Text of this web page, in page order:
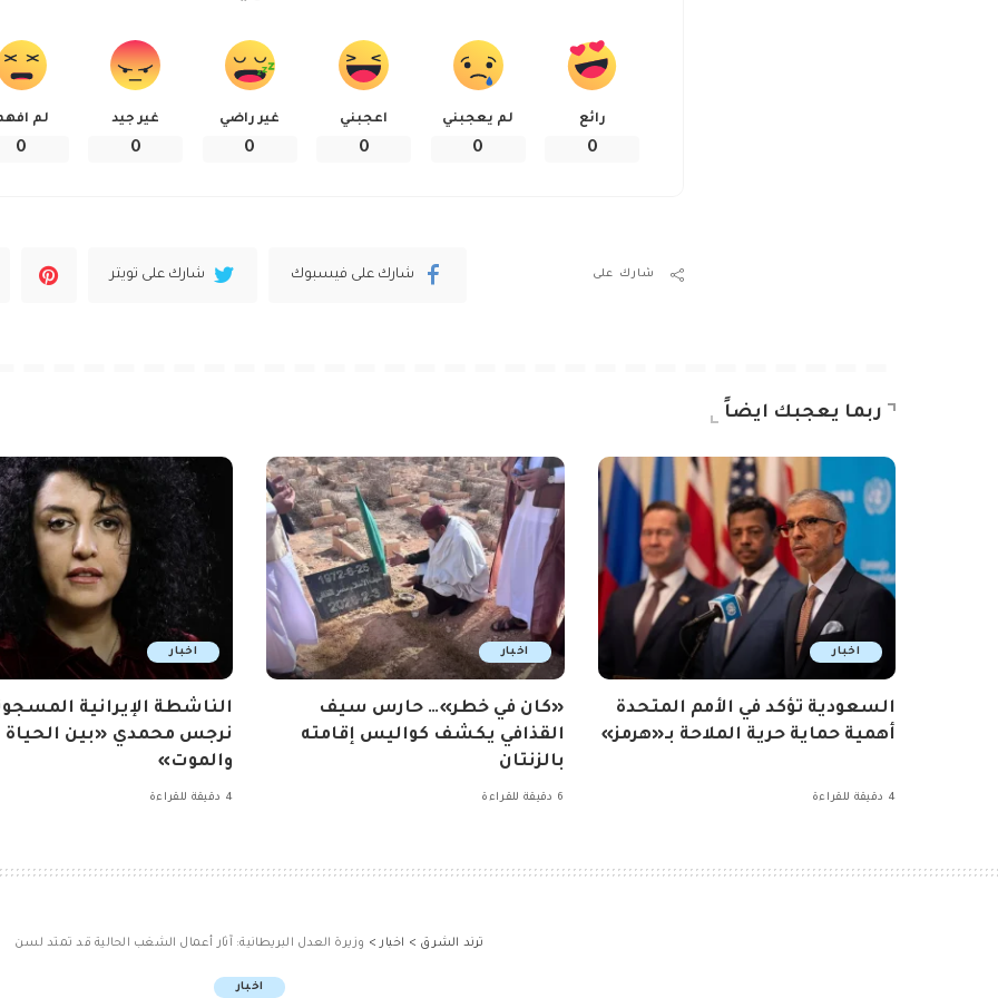
رائع
0
لم يعجبني
0
اعجبني
0
غير راضي
0
غير جيد
0
لم
0
شارك على شارك على فيسبوك شارك على تويتر
ربما يعجبك ايضاً
اخبار
السعودية تؤكد في الأمم المتحدة
أهمية حماية حرية الملاحة بـ«هرمز»
4 دقيقة للقراءة
اخبار
«كان في خطر»… حارس سيف
القذافي يكشف كواليس إقامته
بالزنتان
6 دقيقة للقراءة
اخبار
الناشطة الإيرانية
نرجس محمدي «بين الحياة
والموت»
4 دقيقة للقراءة
ترند الشرق > اخبار> وزيرة العدل البريطانية: آثار أعمال الشغب الحالية قد تمتد لسن
اخبار